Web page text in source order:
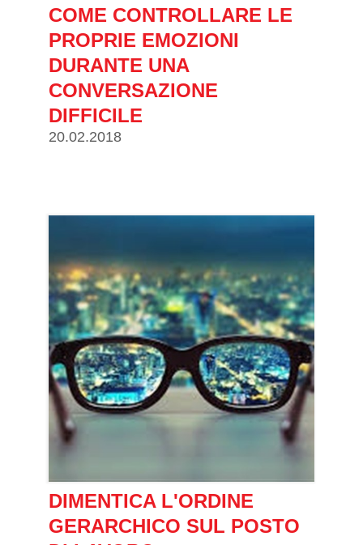
COME CONTROLLARE LE
PROPRIE EMOZIONI
DURANTE UNA
CONVERSAZIONE
DIFFICILE
20.02.2018
DIMENTICA L'ORDINE
GERARCHICO SUL POSTO